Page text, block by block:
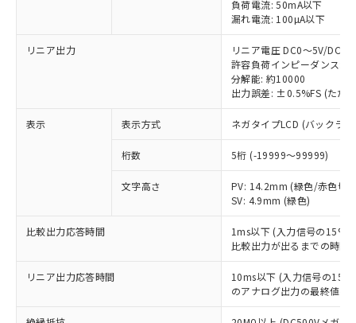
負荷電流: 50mA以下
漏れ電流: 100µA以下
リニア出力
リニア電圧 DC0～5V/DC1
許容負荷インピーダンス:
分解能: 約10000
出力誤差: ±0.5%FS (ただ
表示 表示方式 ネガタイプLCD (バックラ
桁数 5桁 (-19999～99999)
文字高さ
PV: 14.2mm (緑色/赤色切
SV: 4.9mm (緑色)
比較出力応答時間
1ms以下 (入力信号の15%
比較出力が出るまでの時間)
リニア出力応答時間
10ms以下 (入力信号の
のアナログ出力の最終値へ
本サービスは、当社制御機器事業取扱
商品の当社在庫状況および標準価格
(税抜)を提供させていただくもので
当社制御機器事業取扱商品の中には、
本サービスの対象外となる商品もある
在庫状況および標準価格照会結果は、
記載している更新日時点での社内デー
タに基づき作成されるものであり、閲
覧された時点での実際の在庫および標
準価格とは異なる場合があることをご
了承ください。
正式な納期状況および標準価格はお客
様のお取引先、またはお客様担当のオ
ムロン制御機器販売店・当社販売員に
オムロン制御機器販売店や当社販売拠
調査・確認中：EU RoHS指令（10物質）の
非含有の対応状況を調査中または確認中の
非該当品：ライセンス料など無形物で、有
害物質有無と関係のない商品です。
仕入先様の事情により、非含有部品として
いたものが、含有品と判明した場合などや
むを得ず変更することがあります。
鉛(Pb) 1000ppm以下、 水銀(Hg) 1000ppm以下、 カド
六価クロム(Cr(Ⅵ)) 1000ppm以下、ポリ臭化ビフェニル
類(PBB) 1000ppm以下、ポリ臭化ジフェニルエーテル類
(PBDE) 1000ppm以下、フタル酸ビス(2-エチルヘキシ
ル) (DEHP)(別名：DOP) 1000ppm以下、フタル酸ブチ
ルベンジル（BBP） 1000ppm以下、フタル酸ジブチル
（DBP） 1000ppm以下、フタル酸ジイソブチル
(DIBP) 1000ppm以下
但し、RoHS指令で産業用監視および制御機器に対する
※1 中国RoHS○×表
「○」：最大均質材料含有率が中国RoHSの
基準値以下であることを示します。
「×」：最大均質材料含有率が中国RoHSの
基準値を超えていることを示します。
「－」：未確認です。当社販売部門へお問
い合わせください。
*中国RoHS10物質の基準値 (GB/T26572)：
Pb(鉛) :1000ppm、 Hg(水銀) : 1000ppm、 Cd(カドミウ
Cr(Ⅵ)(六価クロム) : 1000ppm、 PBBs(ポリ臭化ビフェ
ニル類) : 1000ppm、 PBDEs(ポリ臭化ジフェニルエーテ
DBP(フタル酸ジブチル) : 1000ppm、 DIBP(フタル酸ジ
イソブチル) : 1000ppm、 BBP(フタル酸ブチルベンジ
DEHP(フタル酸ビス(2-エチルヘキシル)) : 1000ppm
当社は、これら貴社製品のうち、外国
為替および外国貿易法に定める商品
（以下｢規制貨物等」という）を輸出
または国外への提供する場合は、日本
国政府の輸出許可(または役務取引許
可)を取得するなどの必要な手続きを
とります。
当社は規制貨物を破棄する場合は、完
全に破砕するなど、違法に輸出されな
いよう必要な手段を講じます。
当社は貴社製品を、核兵器、ミサイ
ル、化学兵器、生物兵器またはその他
説明
○
△ 一定数には満たないが在庫あり
在庫なし(最新の在庫状況につ